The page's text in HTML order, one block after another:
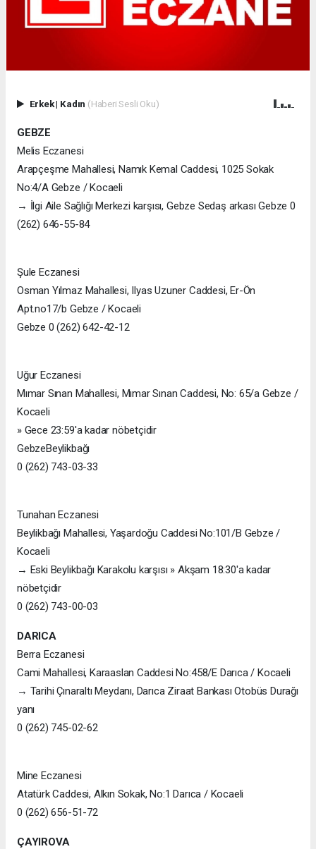
Erkek| Kadın (Haberi Sesli Oku)
GEBZE
Melis Eczanesi
Arapçeşme Mahallesi, Namık Kemal Caddesi, 1025 Sokak
No:4/A Gebze / Kocaeli
→ İlgi Aile Sağlığı Merkezi karşısı, Gebze Sedaş arkası Gebze 0
(262) 646-55-84
Şule Eczanesi
Osman Yılmaz Mahallesi, Ilyas Uzuner Caddesi, Er-Ön
Apt.no17/b Gebze / Kocaeli
Gebze 0 (262) 642-42-12
Uğur Eczanesi
Mımar Sınan Mahallesi, Mımar Sınan Caddesi, No: 65/a Gebze /
Kocaeli
» Gece 23:59'a kadar nöbetçidir
GebzeBeylikbağı
0 (262) 743-03-33
Tunahan Eczanesi
Beylikbağı Mahallesi, Yaşardoğu Caddesi No:101/B Gebze /
Kocaeli
→ Eski Beylikbağı Karakolu karşısı » Akşam 18:30'a kadar
nöbetçidir
0 (262) 743-00-03
DARICA
Berra Eczanesi
Cami Mahallesi, Karaaslan Caddesi No:458/E Darıca / Kocaeli
→ Tarihi Çınaraltı Meydanı, Darıca Ziraat Bankası Otobüs Durağı
yanı
0 (262) 745-02-62
Mine Eczanesi
Atatürk Caddesi, Alkın Sokak, No:1 Darıca / Kocaeli
0 (262) 656-51-72
ÇAYIROVA